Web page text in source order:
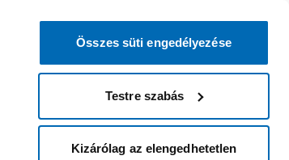
Összes süti engedélyezése
Testre szabás
Kizárólag az elengedhetetlen